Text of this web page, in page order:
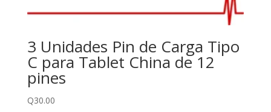
3 Unidades Pin de Carga Tipo
C para Tablet China de 12
pines
Q30.00